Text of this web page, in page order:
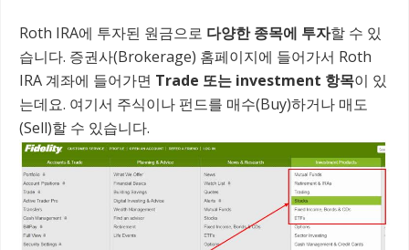
Roth IRA에 투자된 원금으로 다양한 종목에 투자할 수 있
습니다. 증권사(Brokerage) 홈페이지에 들어가서 Roth
IRA 계좌에 들어가면 Trade 또는 investment 항목이 있
는데요. 여기서 주식이나 펀드를 매수(Buy)하거나 매도
(Sell)할 수 있습니다.